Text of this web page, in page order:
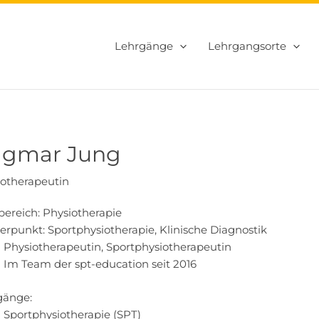
Lehrgänge Lehrgangsorte
Jung
Physiotherapie
Sportphysiotherapie, Klinische Diagnostik
Physiotherapeutin, Sportphysiotherapeutin
Im Team der spt-education seit 2016
Sportphysiotherapie (SPT)